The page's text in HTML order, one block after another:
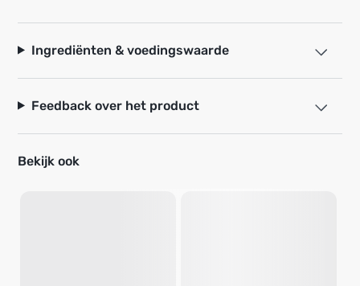
Ingrediënten & voedingswaarde
Feedback over het product
Bekijk ook